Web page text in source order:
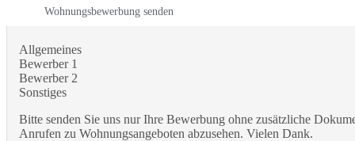
Wohnungsbewerbung senden
Allgemeines
Bewerber 1
Bewerber 2
Sonstiges
Bitte senden Sie uns nur Ihre Bewerbung ohne zusätzliche
Anrufen zu Wohnungsangeboten abzusehen. Vielen Dank.